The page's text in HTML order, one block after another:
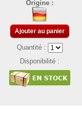
Origine :
Ajouter au panier
Quantité :
Disponibilité :